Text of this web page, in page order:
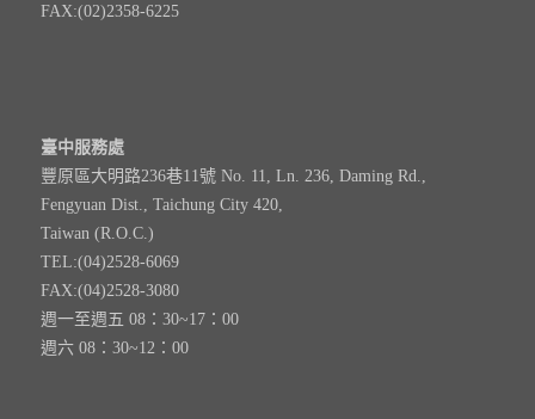
FAX:(02)2358-6225
臺中服務處
豐原區大明路236巷11號 No. 11, Ln. 236, Daming Rd.,
Fengyuan Dist., Taichung City 420,
Taiwan (R.O.C.)
TEL:(04)2528-6069
FAX:(04)2528-3080
週一至週五 08：30~17：00
週六 08：30~12：00